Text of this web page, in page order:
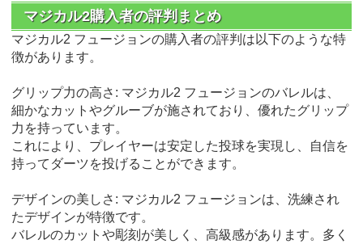
マジカル2購入者の評判まとめ
マジカル2 フュージョンの購入者の評判は以下のような特
徴があります。
グリップ力の高さ: マジカル2 フュージョンのバレルは、
細かなカットやグルーブが施されており、優れたグリップ
力を持っています。
これにより、プレイヤーは安定した投球を実現し、自信を
持ってダーツを投げることができます。
デザインの美しさ: マジカル2 フュージョンは、洗練され
たデザインが特徴です。
バレルのカットや彫刻が美しく、高級感があります。多く